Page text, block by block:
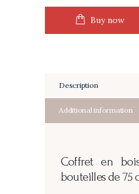
Buy now
Description
Additional information
Coffret en
bouteilles de 75